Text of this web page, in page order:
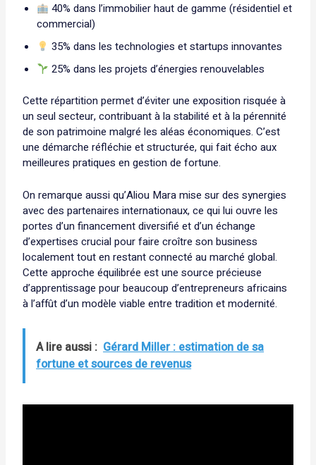
40% dans l’immobilier haut de gamme (résidentiel et
commercial)
35% dans les technologies et startups innovantes
25% dans les projets d’énergies renouvelables
Cette répartition permet d’éviter une exposition risquée à
un seul secteur, contribuant à la stabilité et à la pérennité
de son patrimoine malgré les aléas économiques. C’est
une démarche réfléchie et structurée, qui fait écho aux
meilleures pratiques en gestion de fortune.
On remarque aussi qu’Aliou Mara mise sur des synergies
avec des partenaires internationaux, ce qui lui ouvre les
portes d’un financement diversifié et d’un échange
d’expertises crucial pour faire croître son business
localement tout en restant connecté au marché global.
Cette approche équilibrée est une source précieuse
d’apprentissage pour beaucoup d’entrepreneurs africains
à l’affût d’un modèle viable entre tradition et modernité.
A lire aussi : Gérard Miller : estimation de sa
fortune et sources de revenus